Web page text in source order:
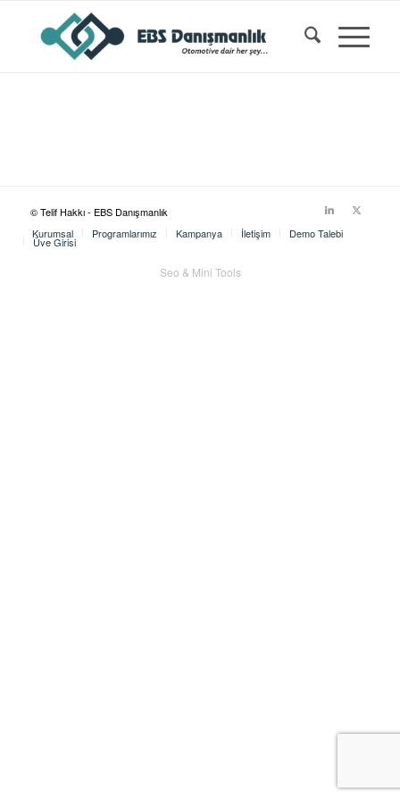
© Telif Hakkı - EBS Danışmanlık
Kurumsal
Programlarımız Kampanya İletişim Demo Talebi
Üye Girişi
Seo & Mini Tools